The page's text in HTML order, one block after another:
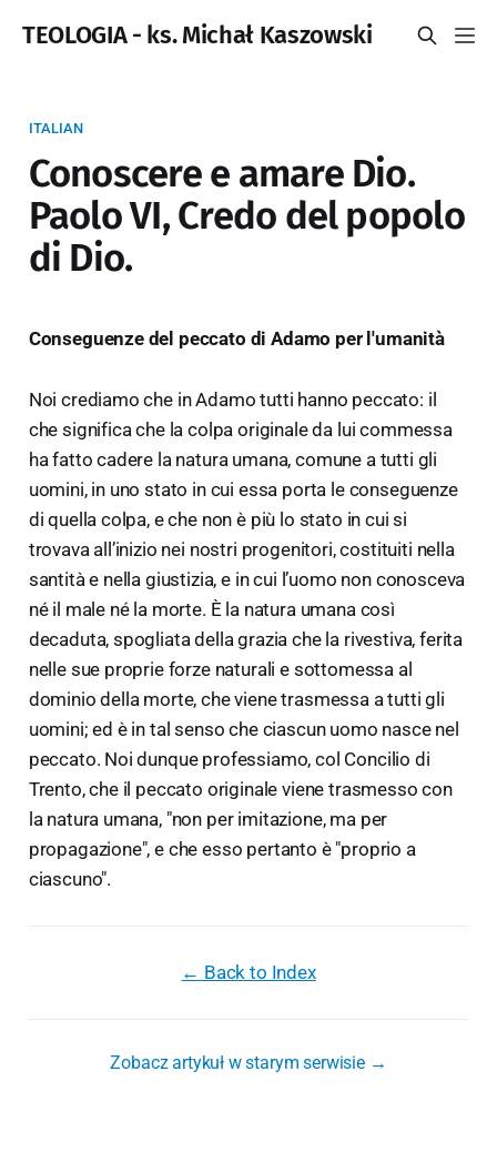
TEOLOGIA - ks. Michał Kaszowski
ITALIAN
Conoscere e amare Dio.
Paolo VI, Credo del popolo
di Dio.
Conseguenze del peccato di Adamo per l'umanità
Noi crediamo che in Adamo tutti hanno peccato: il
che significa che la colpa originale da lui commessa
ha fatto cadere la natura umana, comune a tutti gli
uomini, in uno stato in cui essa porta le conseguenze
di quella colpa, e che non è più lo stato in cui si
trovava all’inizio nei nostri progenitori, costituiti nella
santità e nella giustizia, e in cui l’uomo non conosceva
né il male né la morte. È la natura umana così
decaduta, spogliata della grazia che la rivestiva, ferita
nelle sue proprie forze naturali e sottomessa al
dominio della morte, che viene trasmessa a tutti gli
uomini; ed è in tal senso che ciascun uomo nasce nel
peccato. Noi dunque professiamo, col Concilio di
Trento, che il peccato originale viene trasmesso con
la natura umana, "non per imitazione, ma per
propagazione", e che esso pertanto è "proprio a
ciascuno".
← Back to Index
Zobacz artykuł w starym serwisie →